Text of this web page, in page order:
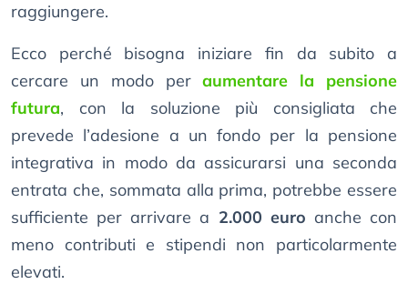
raggiungere.
Ecco perché bisogna iniziare fin da subito a
cercare un modo peraumentare la pensione
futura, con la soluzione più consigliata che
prevede l’adesione a un fondo per la pensione
integrativa in modo da assicurarsi una seconda
entrata che, sommata alla prima, potrebbe essere
sufficiente per arrivare a 2.000 euro anche con
meno contributi e stipendi non particolarmente
elevati.